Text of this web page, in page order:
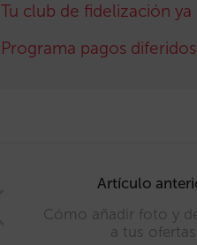
Tu club de fidelización
Programa pagos
Artículo
Cómo añadir foto y
a tus ofertas